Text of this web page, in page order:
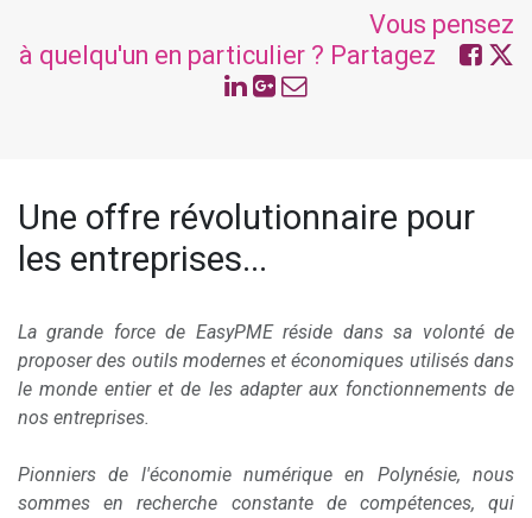
Vous pensez
à quelqu'un en particulier ? Partagez
Une offre révolutionnaire pour
les entreprises...
La grande force de EasyPME réside dans sa volonté de
proposer des outils modernes et économiques utilisés dans
le monde entier et de les adapter aux fonctionnements de
nos entreprises.
Pionniers de l'économie numérique en Polynésie, nous
sommes en recherche constante de compétences, qui